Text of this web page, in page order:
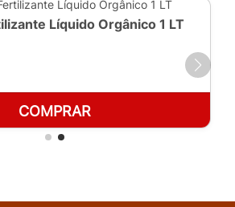
Líquido Orgânico 1 LT
COMPRAR